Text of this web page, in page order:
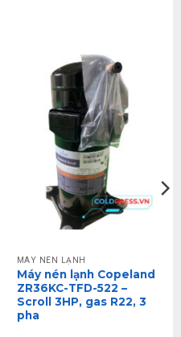
MÁY NÉN LẠNH
Máy nén lạnh Copeland
ZR36KC-TFD-522 –
Scroll 3HP, gas R22, 3
pha